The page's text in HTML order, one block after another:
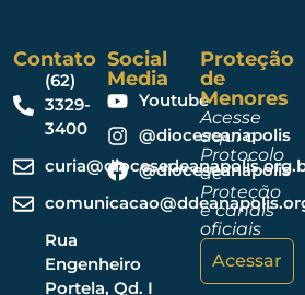
Contato
(62)
3329-
3400
Rua
Engenheiro
Portela, Qd. I
Social
Media
Youtube
@dioceseanapolis
@dioceseanapolis
Proteção
de
Menores
Acesse
aqui o
Protocolo
de
Proteção
e canais
oficiais
Acessar